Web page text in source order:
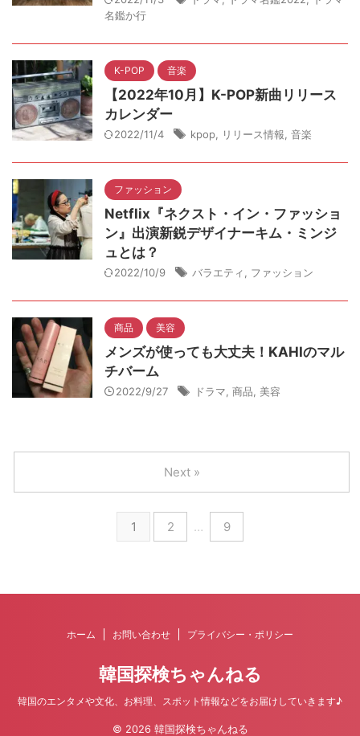
名鑑か行
K-POP 音楽
【2022年10月】K-POP新曲リリース
カレンダー
2022/11/4 kpop リリース情報 音楽
ファッション
Netflix『ネクスト・イン・ファッショ
ン』出演新鋭デザイナーキム・ミンジ
ュとは？
2022/10/9 バラエティ ファッション
商品 美容
メンズが使っても大丈夫！KAHIのマル
チバーム
2022/9/27 ドラマ 商品 美容
1 2 … 9
Next »
ホーム お問い合わせ プライバシー・ポリシー
韓国探検ちゃんねる
韓国のエンタメや文化、お料理、スポット情報などをお届けしていきます♪
© 2026 韓国探検ちゃんねる